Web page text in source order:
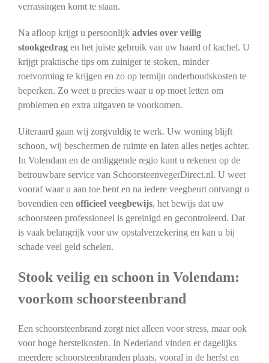
verrassingen komt te staan.
Na afloop krijgt u persoonlijk advies over veilig
stookgedragen het juiste gebruik van uw haard of kachel. U
krijgt praktische tips om zuiniger te stoken, minder
roetvorming te krijgen en zo op termijn onderhoudskosten te
beperken. Zo weet u precies waar u op moet letten om
problemen en extra uitgaven te voorkomen.
Uiteraard gaan wij zorgvuldig te werk. Uw woning blijft
schoon, wij beschermen de ruimte en laten alles netjes achter.
In Volendam en de omliggende regio kunt u rekenen op de
betrouwbare service van SchoorsteenvegerDirect.nl. U weet
vooraf waar u aan toe bent en na iedere veegbeurt ontvangt u
bovendien een officieel veegbewijs, het bewijs dat uw
schoorsteen professioneel is gereinigd en gecontroleerd. Dat
is vaak belangrijk voor uw opstalverzekering en kan u bij
schade veel geld schelen.
Stook veilig en schoon in Volendam:
voorkom schoorsteenbrand
Een schoorsteenbrand zorgt niet alleen voor stress, maar ook
voor hoge herstelkosten. In Nederland vinden er dagelijks
meerdere schoorsteenbranden plaats, vooral in de herfst en